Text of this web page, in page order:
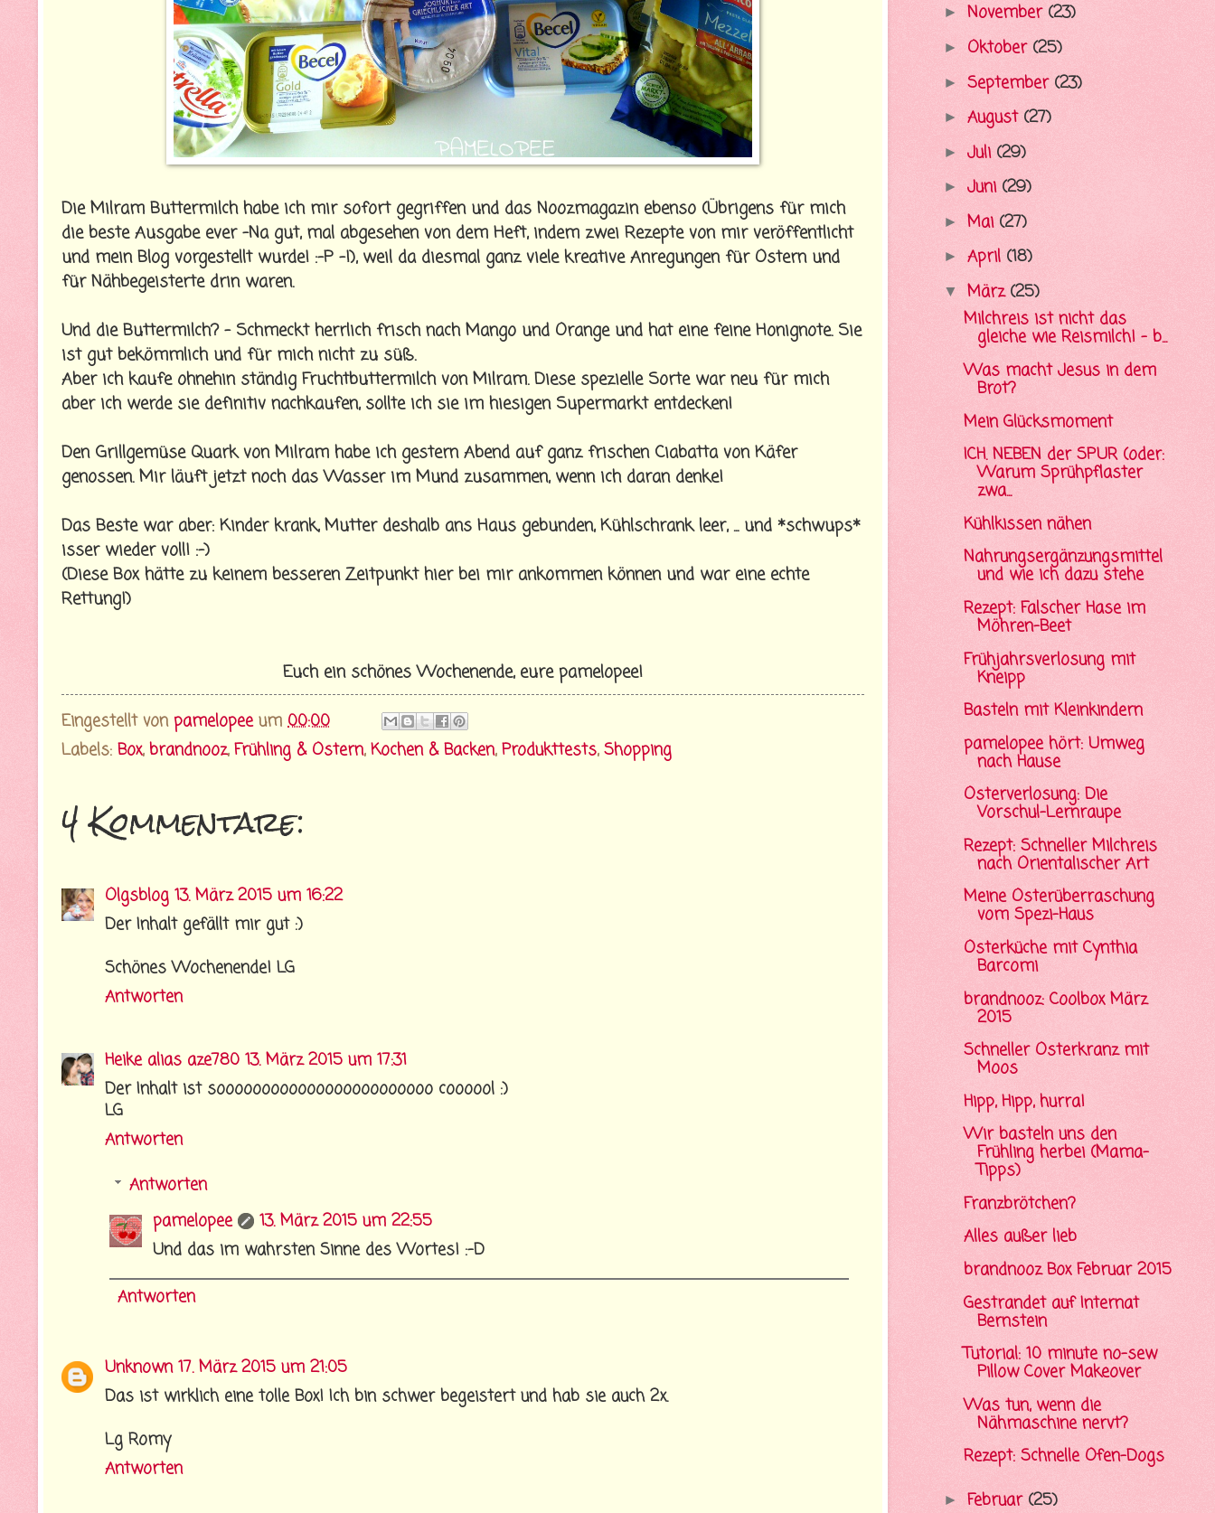
Die Milram Buttermilch habe ich mir sofort gegriffen und das Noozmagazin ebenso (Übrigens für mich
die beste Ausgabe ever -Na gut, mal abgesehen von dem Heft, indem zwei Rezepte von mir veröffentlicht
und mein Blog vorgestellt wurde! :-P -!), weil da diesmal ganz viele kreative Anregungen für Ostern und
für Nähbegeisterte drin waren.
Und die Buttermilch? - Schmeckt herrlich frisch nach Mango und Orange und hat eine feine Honignote. Sie
ist gut bekömmlich und für mich nicht zu süß.
Aber ich kaufe ohnehin ständig Fruchtbuttermilch von Milram. Diese spezielle Sorte war neu für mich
aber ich werde sie definitiv nachkaufen, sollte ich sie im hiesigen Supermarkt entdecken!
Den Grillgemüse Quark von Milram habe ich gestern Abend auf ganz frischen Ciabatta von Käfer
genossen. Mir läuft jetzt noch das Wasser im Mund zusammen, wenn ich daran denke!
Das Beste war aber: Kinder krank, Mutter deshalb ans Haus gebunden, Kühlschrank leer, ... und *schwups*
isser wieder voll! :-)
(Diese Box hätte zu keinem besseren Zeitpunkt hier bei mir ankommen können und war eine echte
Rettung!)
Euch ein schönes Wochenende, eure pamelopee!
Eingestellt von pamelopee um 00:00
Labels: Box,brandnooz,Frühling & Ostern,Kochen & Backen,Produkttests,Shopping
4 Kommentare:
Olgsblog 13. März 2015 um 16:22
Der Inhalt gefällt mir gut :)
Schönes Wochenende! LG
Antworten
Heike alias aze780 13. März 2015 um 17:31
Der Inhalt ist soooooooooooooooooooooooo coooool :)
LG
Antworten
Antworten
pamelopee
13. März 2015 um 22:55
Und das im wahrsten Sinne des Wortes! :-D
Antworten
Unknown 17. März 2015 um 21:05
Das ist wirklich eine tolle Box! Ich bin schwer begeistert und hab sie auch 2x.
Lg Romy
Antworten
► November (23)
► Oktober (25)
► September (23)
► August (27)
► Juli (29)
► Juni (29)
► Mai (27)
► April (18)
▼ März(25)
Milchreis ist nicht das
gleiche wie Reismilch! - b...
Was macht Jesus in dem
Brot?
Mein Glücksmoment
ICH. NEBEN der SPUR (oder:
Warum Sprühpflaster
zwa...
Kühlkissen nähen
Nahrungsergänzungsmittel
und wie ich dazu stehe
Rezept: Falscher Hase im
Möhren-Beet
Frühjahrsverlosung mit
Kneipp
Basteln mit Kleinkindern
pamelopee hört: Umweg
nach Hause
Osterverlosung: Die
Vorschul-Lernraupe
Rezept: Schneller Milchreis
nach Orientalischer Art
Meine Osterüberraschung
vom Spezi-Haus
Osterküche mit Cynthia
Barcomi
brandnooz: Coolbox März
2015
Schneller Osterkranz mit
Moos
Hipp, Hipp, hurra!
Wir basteln uns den
Frühling herbei (Mama-
Tipps)
Franzbrötchen?
Alles außer lieb
brandnooz Box Februar 2015
Gestrandet auf Internat
Bernstein
Tutorial: 10 minute no-sew
Pillow Cover Makeover
Was tun, wenn die
Nähmaschine nervt?
Rezept: Schnelle Ofen-Dogs
► Februar (25)